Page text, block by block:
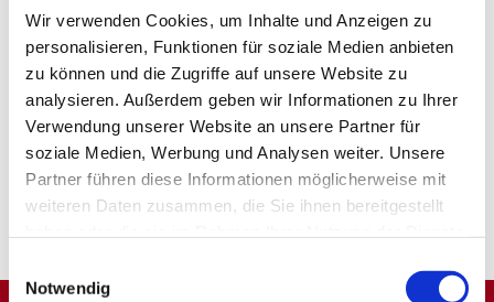
Wir verwenden Cookies, um Inhalte und Anzeigen zu
personalisieren, Funktionen für soziale Medien anbieten
zu können und die Zugriffe auf unsere Website zu
analysieren. Außerdem geben wir Informationen zu Ihrer
Verwendung unserer Website an unsere Partner für
soziale Medien, Werbung und Analysen weiter. Unsere
Partner führen diese Informationen möglicherweise mit
weiteren Daten zusammen, die Sie ihnen bereitgestellt
Notwendig